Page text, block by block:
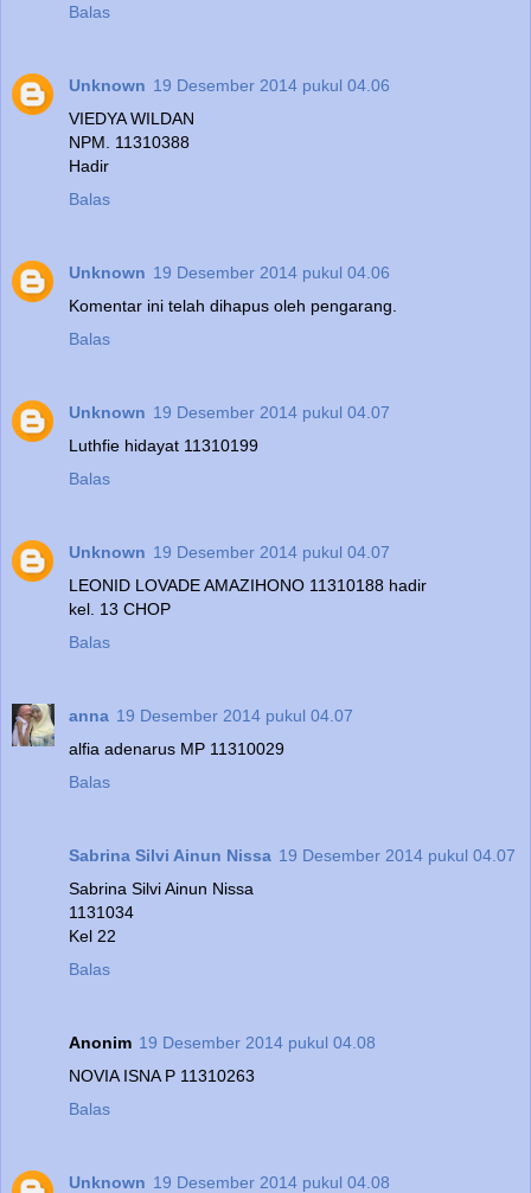
Balas
Unknown 19 Desember 2014 pukul 04.06
VIEDYA WILDAN
NPM. 11310388
Hadir
Balas
Unknown 19 Desember 2014 pukul 04.06
Komentar ini telah dihapus oleh pengarang.
Balas
Unknown 19 Desember 2014 pukul 04.07
Luthfie hidayat 11310199
Balas
Unknown 19 Desember 2014 pukul 04.07
LEONID LOVADE AMAZIHONO 11310188 hadir
kel. 13 CHOP
Balas
anna 19 Desember 2014 pukul 04.07
alfia adenarus MP 11310029
Balas
Sabrina Silvi Ainun Nissa 19 Desember 2014 pukul 04.07
Sabrina Silvi Ainun Nissa
1131034
Kel 22
Balas
Anonim 19 Desember 2014 pukul 04.08
NOVIA ISNA P 11310263
Balas
Unknown 19 Desember 2014 pukul 04.08